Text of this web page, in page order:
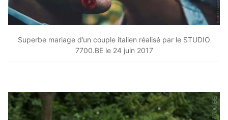
Superbe mariage d’un couple italien réalisé par le STUDIO
7700.BE le 24 juin 2017